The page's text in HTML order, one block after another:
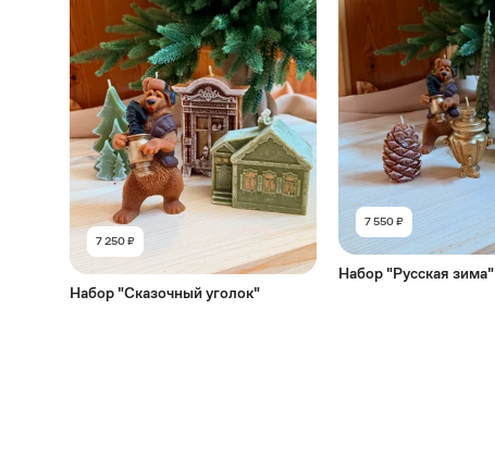
7 250 ₽
Набор "Сказочный уголок"
7 550 ₽
Набор "Русская зима"